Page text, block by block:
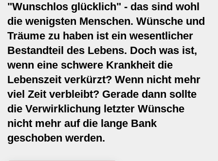
"Wunschlos glücklich" - das sind wohl
die wenigsten Menschen. Wünsche und
Träume zu haben ist ein wesentlicher
Bestandteil des Lebens. Doch was ist,
wenn eine schwere Krankheit die
Lebenszeit verkürzt? Wenn nicht mehr
viel Zeit verbleibt? Gerade dann sollte
die Verwirklichung letzter Wünsche
nicht mehr auf die lange Bank
geschoben werden.